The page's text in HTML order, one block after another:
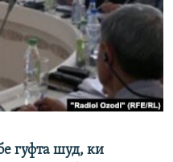
гуфта шуд, ки